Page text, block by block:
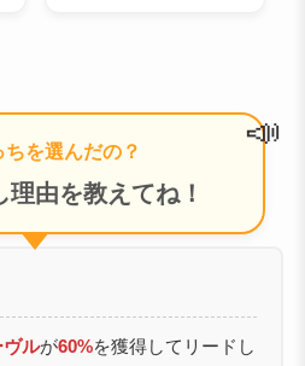
を選んだの？
由を教えてね！
📣
ルが60%を獲得してリードし